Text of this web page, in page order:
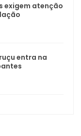
exigem atenção
entra na